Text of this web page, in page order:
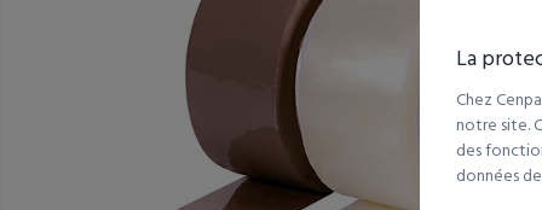
La
Chez
notre site.
des
données